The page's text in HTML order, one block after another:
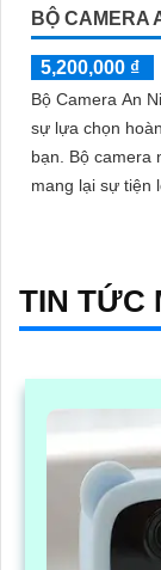
BỘ CAMERA
5,200,000 ₫
Bộ Camera An
sự lựa chọn
bạn. Bộ camera này không chỉ đảm bảo chất lượng mà còn
mang lại sự tiện
TIN TỨC